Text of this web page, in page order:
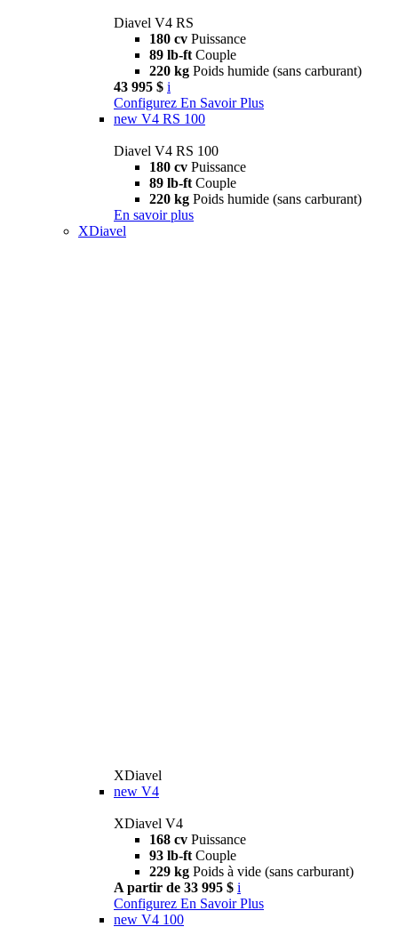
Diavel V4 RS
180 cv Puissance
89 lb-ft Couple
220 kg Poids humide (sans carburant)
43 995 $ i
Configurez En Savoir Plus
new V4 RS 100
Diavel V4 RS 100
180 cv Puissance
89 lb-ft Couple
220 kg Poids humide (sans carburant)
En savoir plus
XDiavel
XDiavel
new V4
XDiavel V4
168 cv Puissance
93 lb-ft Couple
229 kg Poids à vide (sans carburant)
A partir de 33 995 $ i
Configurez En Savoir Plus
new V4 100